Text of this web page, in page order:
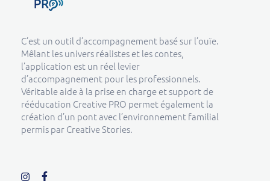
C’est un outil d’accompagnement basé sur l’ouïe.
Mêlant les univers réalistes et les contes,
l’application est un réel levier
d’accompagnement pour les professionnels.
Véritable aide à la prise en charge et support de
rééducation Creative PRO permet également la
création d’un pont avec l’environnement familial
permis par Creative Stories.